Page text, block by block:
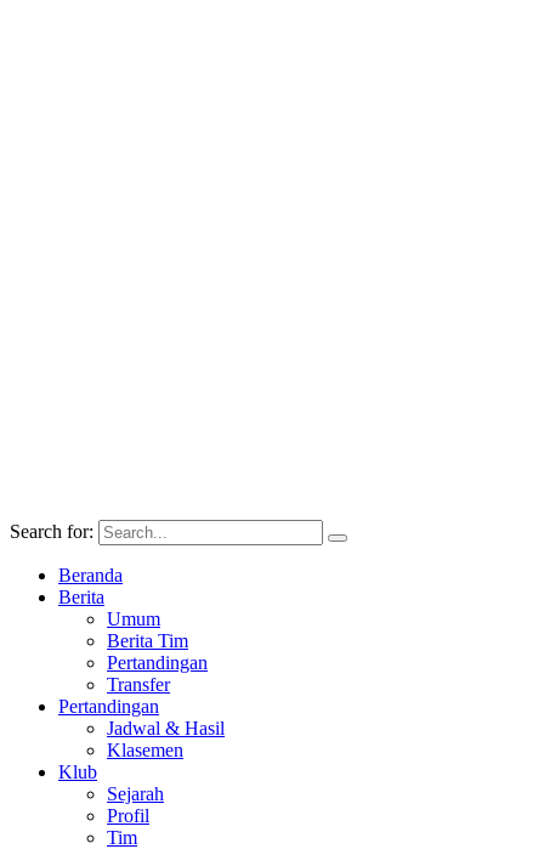
Search for:
Beranda
Berita
Umum
Berita Tim
Pertandingan
Transfer
Pertandingan
Jadwal & Hasil
Klasemen
Klub
Sejarah
Profil
Tim